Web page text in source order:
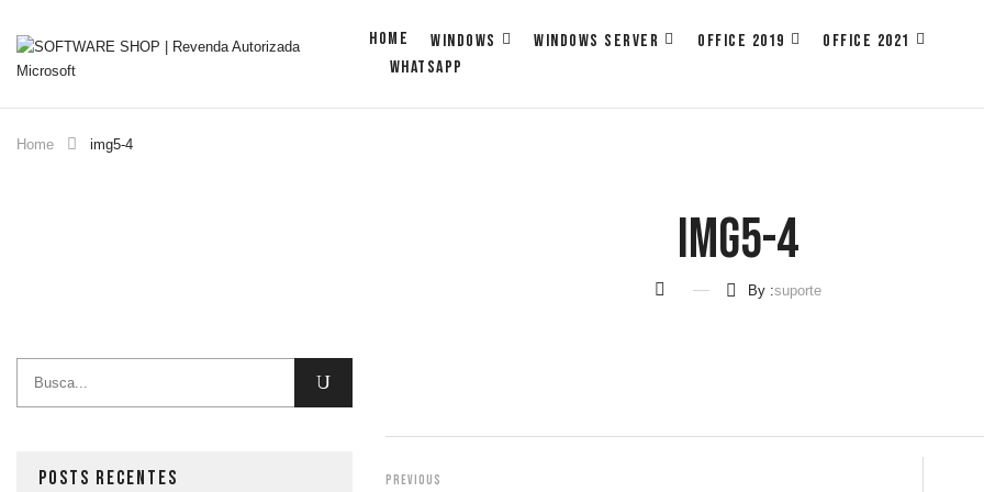
Home WINDOWS WINDOWS SERVER OFFICE 2019
OFFICE 2021
WhatsApp
Home img5-4
Img5-4
By :suporte
POSTS RECENTES Previous